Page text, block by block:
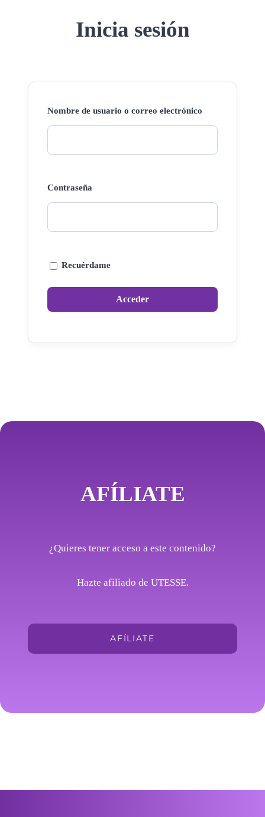
Inicia sesión
Nombre de usuario o correo electrónico
Contraseña
Recuérdame
AFÍLIATE
¿Quieres tener acceso a este contenido?
Hazte afiliado de UTESSE.
AFÍLIATE